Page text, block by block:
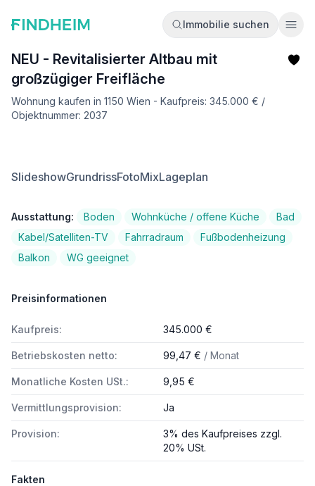
Immobilie suchen
NEU - Revitalisierter Altbau mit
großzügiger Freifläche
Wohnung kaufen in 1150 Wien - Kaufpreis: 345.000 € /
Objektnummer: 2037
SlideshowGrundrissFotoMixLageplan
Ausstattung: Boden Wohnküche / offene Küche
Bad
Kabel/Satelliten-TV
Fahrradraum
Fußbodenheizung
Balkon
WG geeignet
Preisinformationen
Kaufpreis: 345.000 €
Betriebskosten netto: 99,47 € / Monat
Monatliche Kosten USt.: 9,95 €
Vermittlungsprovision: Ja
Provision:
3% des Kaufpreises zzgl.
20% USt.
Fakten